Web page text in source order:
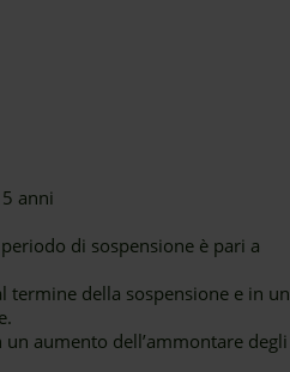
anni
di sospensione è pari a
termine della sospensione e in un
aumento dell’ammontare degli